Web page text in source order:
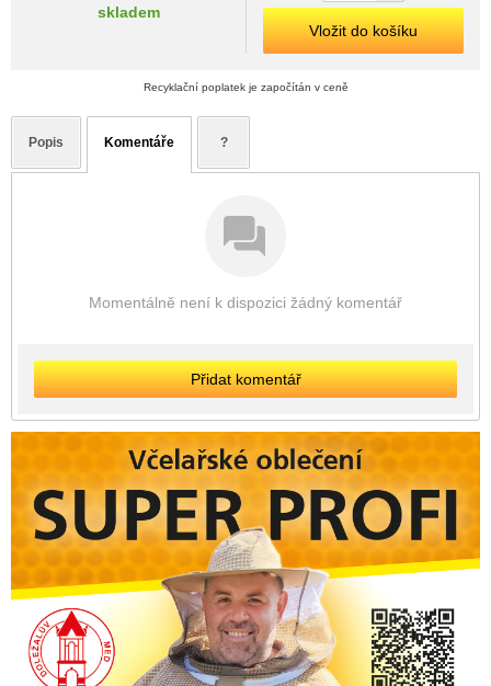
skladem
Vložit do košíku
Recyklační poplatek je započítán v ceně
Popis Komentáře ?
Momentálně není k dispozici žádný komentář
Přidat komentář